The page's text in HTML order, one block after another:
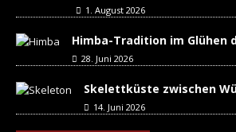
1. August 2026
Himba-Tradition im Glühen
28. Juni 2026
Skelettküste zwischen
14. Juni 2026